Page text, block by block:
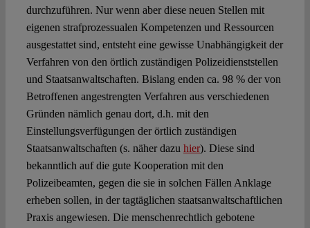
durchzuführen. Nur wenn aber diese neuen Stellen mit
eigenen strafprozessualen Kompetenzen und Ressourcen
ausgestattet sind, entsteht eine gewisse Unabhängigkeit der
Verfahren von den örtlich zuständigen Polizeidienststellen
und Staatsanwaltschaften. Bislang enden ca. 98 % der von
Betroffenen angestrengten Verfahren aus verschiedenen
Gründen nämlich genau dort, d.h. mit den
Einstellungsverfügungen der örtlich zuständigen
Staatsanwaltschaften (s. näher dazu hier). Diese sind
bekanntlich auf die gute Kooperation mit den
Polizeibeamten, gegen die sie in solchen Fällen Anklage
erheben sollen, in der tagtäglichen staatsanwaltschaftlichen
Praxis angewiesen. Die menschenrechtlich gebotene